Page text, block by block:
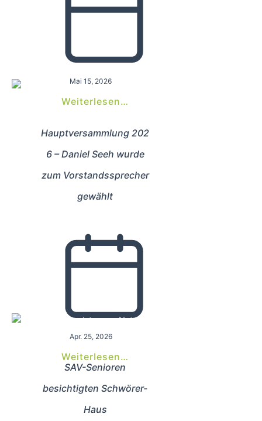
Mai 15, 2026
Weiterlesen…
Hauptversammlung 202
6 – Daniel Seeh wurde
zum Vorstandssprecher
gewählt
Apr. 25, 2026
Weiterlesen…
SAV-Senioren
besichtigten Schwörer-
Haus